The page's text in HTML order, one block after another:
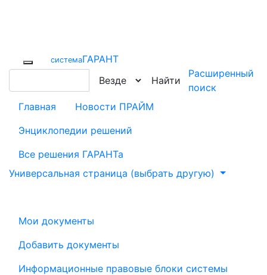
cистемаГАРАНТ
Найти
Расширенный
поиск
Главная
Новости ПРАЙМ
Энциклопедии решений
Все решения ГАРАНТа
Универсальная страница (выбрать другую)
Мои документы
Добавить документы
Информационные правовые блоки системы